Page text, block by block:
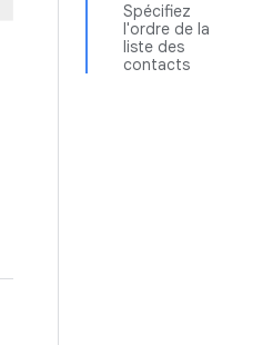
Spécifiez
l'ordre de la
liste des
contacts